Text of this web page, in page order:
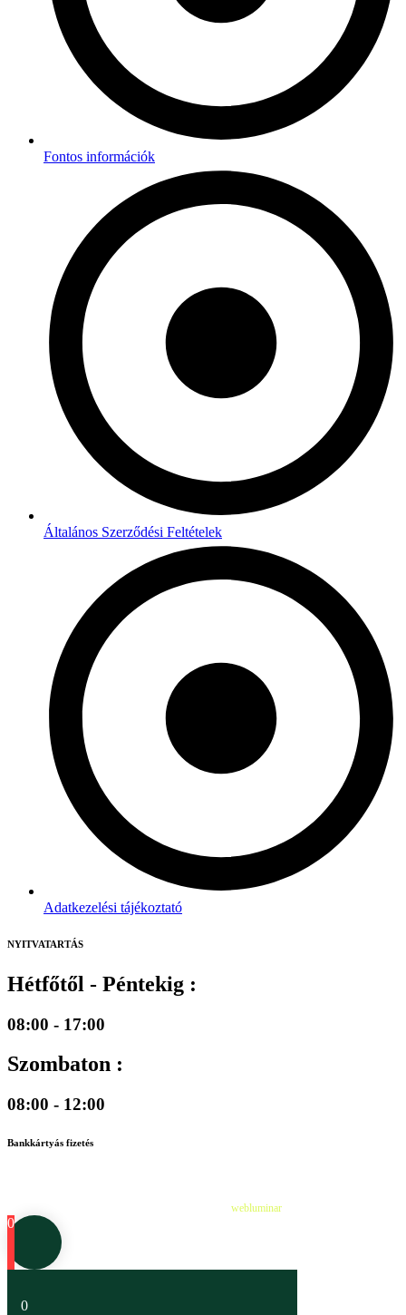
Fontos információk
Általános Szerződési Feltételek
Adatkezelési tájékoztató
NYITVATARTÁS
Hétfőtől - Péntekig :
08:00 - 17:00
Szombaton :
08:00 - 12:00
Bankkártyás fizetés
webluminar
0
0